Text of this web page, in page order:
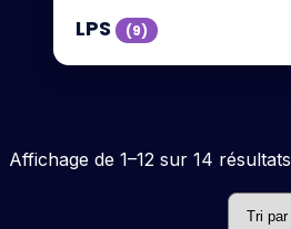
LPS (9)
Affichage de 1–12 sur 14 résultats